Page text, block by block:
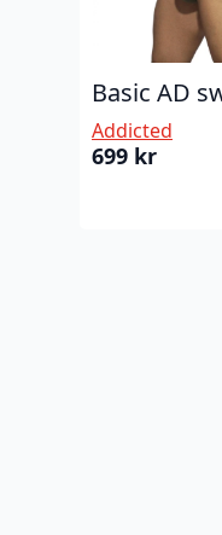
Basic AD
Addicted
699 kr